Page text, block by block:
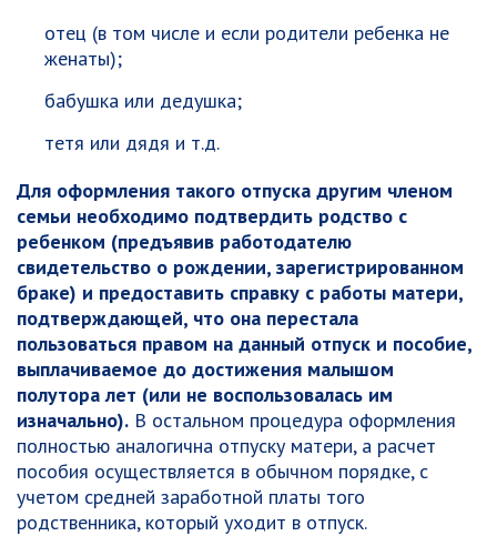
отец (в том числе и если родители ребенка не
женаты);
бабушка или дедушка;
тетя или дядя и т.д.
Для оформления такого отпуска другим членом
семьи необходимо подтвердить родство с
ребенком (предъявив работодателю
свидетельство о рождении, зарегистрированном
браке) и предоставить справку с работы матери,
подтверждающей, что она перестала
пользоваться правом на данный отпуск и пособие,
выплачиваемое до достижения малышом
полутора лет (или не воспользовалась им
изначально). В остальном процедура оформления
полностью аналогична отпуску матери, а расчет
пособия осуществляется в обычном порядке, с
учетом средней заработной платы того
родственника, который уходит в отпуск.